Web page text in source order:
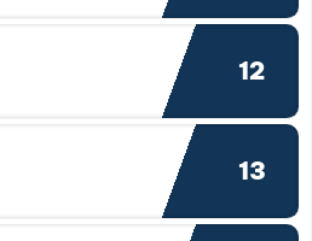
12
13